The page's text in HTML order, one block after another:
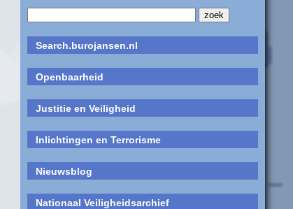
Search.burojansen.nl
Openbaarheid
Justitie en Veiligheid
Inlichtingen en Terrorisme
Nieuwsblog
Nationaal Veiligheidsarchief